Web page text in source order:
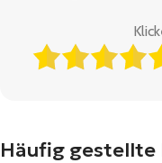
Häufig gestellte